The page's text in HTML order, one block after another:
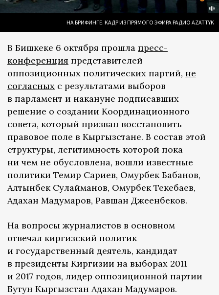
НА БРИФИНГЕ. КАДР ИЗ ПРЯМОГО ЭФИРА РАДИО AZATTYK
В Бишкеке 6 октября прошла пресс-
конференция представителей
оппозиционных политических партий, не
согласных с результатами выборов
в парламент и накануне подписавших
решение о создании Координационного
совета, который призван восстановить
правовое поле в Кыргызстане. В состав этой
структуры, легитимность которой пока
ни чем не обусловлена, вошли известные
политики Темир Сариев, Омурбек Бабанов,
Алтынбек Сулайманов, Омурбек Текебаев,
Адахан Мадумаров, Равшан Джеенбеков.
На вопросы журналистов в основном
отвечал киргизский политик
и государственный деятель, кандидат
в президенты Киргизии на выборах 2011
и 2017 годов, лидер оппозиционной партии
Бутун Кыргызстан Адахан Мадумаров.